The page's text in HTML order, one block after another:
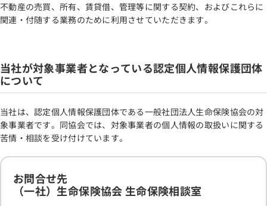
不動産の売買、所有、賃貸借、管理等に関する契約、およびこれらに
関連・付随する業務のために利用させていただきます。
当社が対象事業者となっている認定個人情報保護団体
について
当社は、認定個人情報保護団体である一般社団法人生命保険協会の対
象事業者です。同協会では、対象事業者の個人情報の取扱いに関する
苦情・相談を受け付けています。
お問合せ先
（一社）生命保険協会 生命保険相談室